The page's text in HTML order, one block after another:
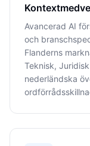
Avancerad AI
och
Flanderns
Teknisk,
nederländska